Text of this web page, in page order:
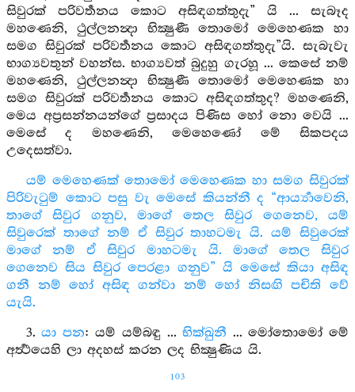
සිවුරක් පරිවර්‍තනය කොට අසිඳගත්තුදැ” යි ... සැබෑද
මහණෙනි, ථුල්ලනන්‍දා භික්‍ෂුණී තොමෝ මෙහෙණක හා
සමග සිවුරක් පරිවර්‍තනය කොට අසිඳගත්තුදැ”යි. සැබැවැ
භාග්‍යවතුන් වහන්ස. භාග්‍යවත් බුදුහු ගැරහූ ... කෙසේ නම්
මහණෙනි, ථුල්ලනන්‍දා භික්‍ෂුණී තොමෝ මෙහෙණක හා
සමග සිවුරක් පරිවර්‍තනය කොට අසිඳගත්තුද? මහණෙනි,
මෙය අප්‍රසන්නයන්ගේ ප්‍රසාදය පිණිස හෝ නො වෙයි ...
මෙසේ ද මහණෙනි, මෙහෙණෝ මේ සිකපදය
උදෙසත්වා.
යම් මෙහෙණක් තොමෝ මෙහෙණක හා සමග සිවුරක්
පිරිවැටුම් කොට පසු වැ මෙසේ කියන්නී ද “ආර්‍ය්‍යාවෙනි,
තාගේ සිවුර ගනුව, මාගේ තෙල සිවුර ගෙනෙව, යම්
සිවුරෙක් තාගේ නම් ඒ සිවුර තාහටමැ යි. යම් සිවුරෙක්
මාගේ නම් ඒ සිවුර මාහටමැ යි. මාගේ තෙල සිවුර
ගෙනෙව සිය සිවුර පෙරළා ගනුව” යි මෙසේ කියා අසිඳ
ගනී නම් හෝ අසිඳ ගන්වා නම් හෝ නිසඟි පචිති වේ
යැයි.
3.යා පන: යම් යම්බඳු ...භික්ඛුනී ... මෝතොමෝ මේ
අර්‍ත්‍ථයෙහි ලා අදහස් කරන ලද භික්‍ෂුණිය යි.
103